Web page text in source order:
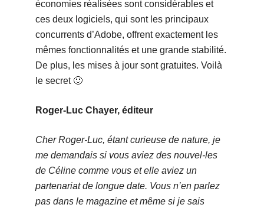
économies réalisées sont considérables et
ces deux logiciels, qui sont les principaux
concurrents d’Adobe, offrent exactement les
mêmes fonctionnalités et une grande stabilité.
De plus, les mises à jour sont gratuites. Voilà
le secret 🙂
Roger-Luc Chayer, éditeur
Cher Roger-Luc, étant curieuse de nature, je
me demandais si vous aviez des nouvel-les
de Céline comme vous et elle aviez un
partenariat de longue date. Vous n’en parlez
pas dans le magazine et même si je sais